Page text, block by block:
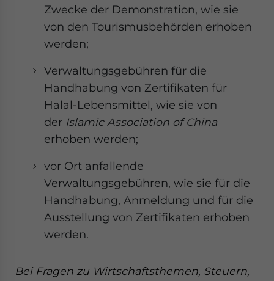
Zwecke der Demonstration, wie sie
von den Tourismusbehörden erhoben
werden;
Verwaltungsgebühren für die
Handhabung von Zertifikaten für
Halal-Lebensmittel, wie sie von
der Islamic Association of China
erhoben werden;
vor Ort anfallende
Verwaltungsgebühren, wie sie für die
Handhabung, Anmeldung und für die
Ausstellung von Zertifikaten erhoben
werden.
Bei Fragen zu Wirtschaftsthemen, Steuern,